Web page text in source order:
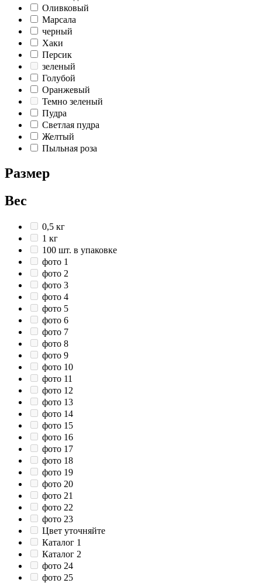
Оливковый
Марсала
черный
Хаки
Персик
зеленый
Голубой
Оранжевый
Темно зеленый
Пудра
Светлая пудра
Желтый
Пыльная роза
Размер
Вес
0,5 кг
1 кг
100 шт. в упаковке
фото 1
фото 2
фото 3
фото 4
фото 5
фото 6
фото 7
фото 8
фото 9
фото 10
фото 11
фото 12
фото 13
фото 14
фото 15
фото 16
фото 17
фото 18
фото 19
фото 20
фото 21
фото 22
фото 23
Цвет уточняйте
Каталог 1
Каталог 2
фото 24
фото 25